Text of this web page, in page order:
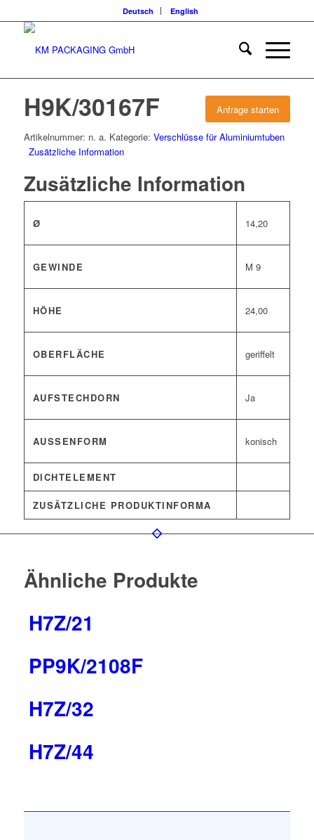
Deutsch English
Anfrage starten
H9K/30167F
Artikelnummer: n. a. Kategorie: Verschlüsse für Aluminiumtuben
Zusätzliche Information
Zusätzliche Information
Ø 14,20
GEWINDE M 9
HÖHE 24,00
OBERFLÄCHE geriffelt
AUFSTECHDORN Ja
AUSSENFORM konisch
DICHTELEMENT
ZUSÄTZLICHE PRODUKTINFORMA
Ähnliche Produkte
H7Z/21
PP9K/2108F
H7Z/32
H7Z/44